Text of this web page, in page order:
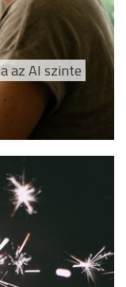
az AI szinte